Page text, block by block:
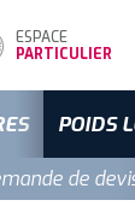
ESPACE
PARTICULIER
POIDS
de